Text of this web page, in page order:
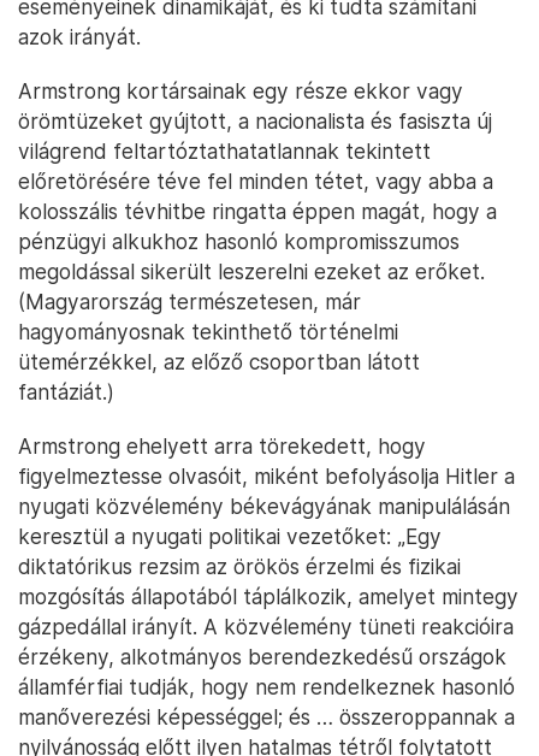
véleményen volt, hogy Hitler igényei csak szigorúan
a Szudéta-vidékre korlátozódnak, így a „béke”
érdekében javasolta a német követelés
elfogadását, amit végül a briteken kívül
Franciaország és Olaszország is jóváhagyott.
Chamberlain nem számolt azzal, hogy az említett
terület fontosságát a keletre irányuló jövőbeli
német expanzió szempontjából adódó geostratégiai
pozíciójának köszönheti, a területen élő német
nemzetiségű lakosokkal való egyesülés vágya
csupán e törekvéseket leplező fügefalevél. Ismét
egy mából ismerős helyzet.
Az említett szerző könyve megírásakor még nem
tudhatta, csupán sejthette, hogy Hitler ígérete
kérészéletű lesz, hiszen a könyv az ultimátum
elfogadását követően, azonban annak
megszegését, illetve a teljes eszkaláció, vagyis a
második világháború kitörését megelőzően íródott.
Így a könyvön keresztül egyedülálló betekintést
nyerhetünk egy olyan ember gondolkodásába, aki –
kortársai egy részétől eltérően – értette a kor
eseményeinek dinamikáját, és ki tudta számítani
azok irányát.